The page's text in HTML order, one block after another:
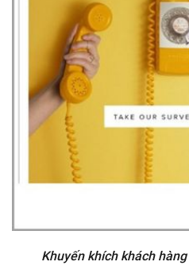
Khuyến khích khách